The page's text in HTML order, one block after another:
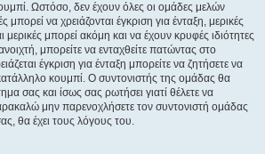
Ωστόσο, δεν έχουν όλες οι ομάδες μελών
να χρειάζονται έγκριση για ένταξη, μερικές
μερικές μπορεί ακόμη και να έχουν κρυφές ιδιότητες
μπορείτε να ενταχθείτε πατώντας στο
έγκριση για ένταξη μπορείτε να ζητήσετε να
κουμπί. Ο συντονιστής της ομάδας θα
σας και ίσως σας ρωτήσει γιατί θέλετε να
μην παρενοχλήσετε τον συντονιστή ομάδας
θα έχει τους λόγους του.